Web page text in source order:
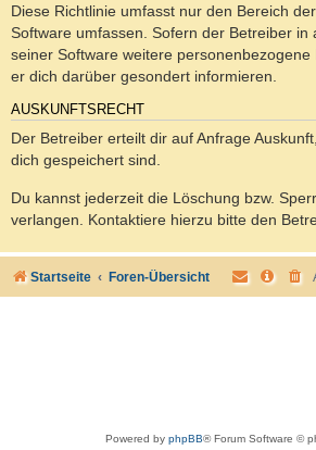
Diese Richtlinie umfasst nur den Bereich
Software umfassen. Sofern der Betreiber in
seiner Software weitere
er dich darüber gesondert informieren.
AUSKUNFTSRECHT
Der Betreiber erteilt dir auf Anfrage
dich gespeichert sind.
Du kannst jederzeit die Löschung bzw.
verlangen. Kontaktiere hierzu bitte den
Startseite Foren-Übersicht
Powered by phpBB® Forum Software ©